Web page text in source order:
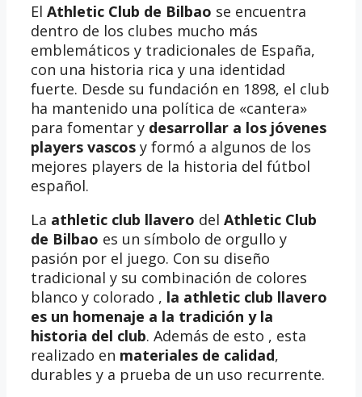
El Athletic Club de Bilbao se encuentra
dentro de los clubes mucho más
emblemáticos y tradicionales de España,
con una historia rica y una identidad
fuerte. Desde su fundación en 1898, el club
ha mantenido una política de «cantera»
para fomentar y desarrollar a los jóvenes
players vascos y formó a algunos de los
mejores players de la historia del fútbol
español.
La athletic club llavero del Athletic Club
de Bilbao es un símbolo de orgullo y
pasión por el juego. Con su diseño
tradicional y su combinación de colores
blanco y colorado , la athletic club llavero
es un homenaje a la tradición y la
historia del club. Además de esto , esta
realizado en materiales de calidad,
durables y a prueba de un uso recurrente.